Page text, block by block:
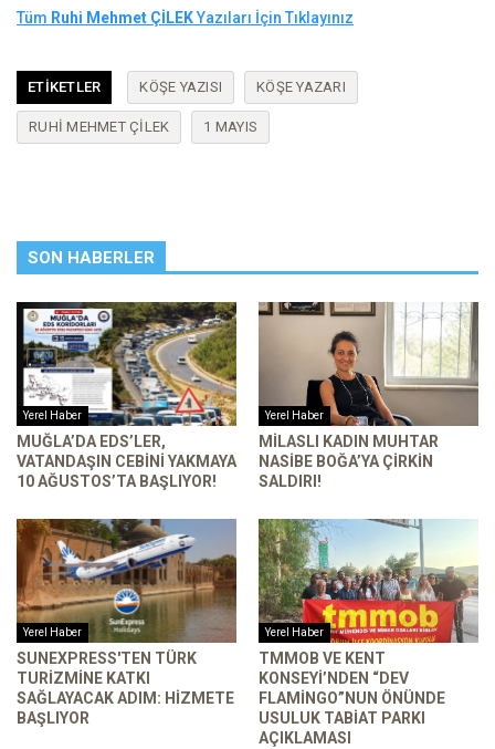
Tüm Ruhi Mehmet ÇİLEKYazıları İçin Tıklayınız
ETIKETLER KÖŞE YAZISI KÖŞE YAZARI
RUHI MEHMET ÇILEK 1 MAYIS
SON HABERLER
Yerel Haber
MUĞLA’DA EDS’LER,
VATANDAŞIN CEBINI YAKMAYA
10 AĞUSTOS’TA BAŞLIYOR!
Yerel Haber
MILASLI KADIN MUHTAR
NASIBE BOĞA’YA ÇIRKIN
SALDIRI!
Yerel Haber
SUNEXPRESS'TEN TÜRK
TURIZMINE KATKI
SAĞLAYACAK ADIM: HIZMETE
BAŞLIYOR
Yerel Haber
TMMOB VE KENT
KONSEYI’NDEN “DEV
FLAMINGO”NUN ÖNÜNDE
USULUK TABIAT PARKI
AÇIKLAMASI